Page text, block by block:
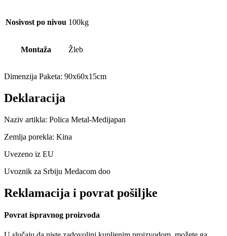
Nosivost po nivou 100kg
Montaža Žleb
Dimenzija Paketa: 90x60x15cm
Deklaracija
Naziv artikla: Polica Metal-Medijapan
Zemlja porekla: Kina
Uvezeno iz EU
Uvoznik za Srbiju Medacom doo
Reklamacija i povrat pošiljke
Povrat ispravnog proizvoda